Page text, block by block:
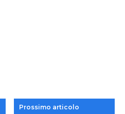
Prossimo articolo